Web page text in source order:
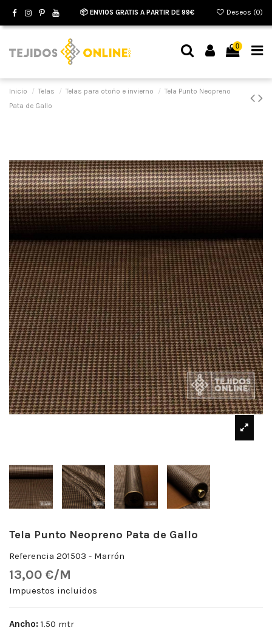
📦 ENVIOS GRATIS A PARTIR DE 99€ Deseos (0)
0
Inicio Telas Telas para otoño e invierno
Tela Punto Neopreno
Pata de Gallo
Tela Punto Neopreno Pata de Gallo
Referencia 201503 - Marrón
13,00 €/M
Impuestos incluidos
Ancho: 1.50 mtr